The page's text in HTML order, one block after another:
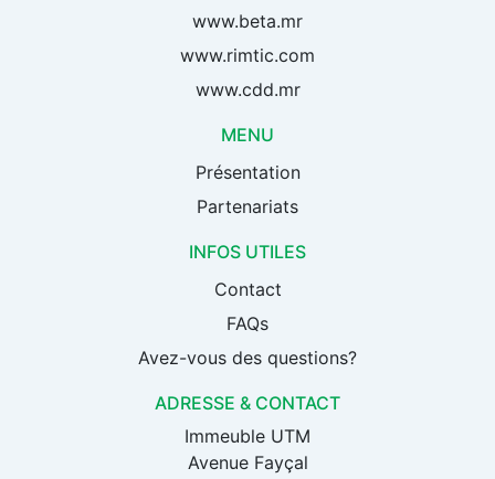
www.beta.mr
www.rimtic.com
www.cdd.mr
MENU
Présentation
Partenariats
INFOS UTILES
Contact
FAQs
Avez-vous des questions?
ADRESSE & CONTACT
Immeuble UTM
Avenue Fayçal